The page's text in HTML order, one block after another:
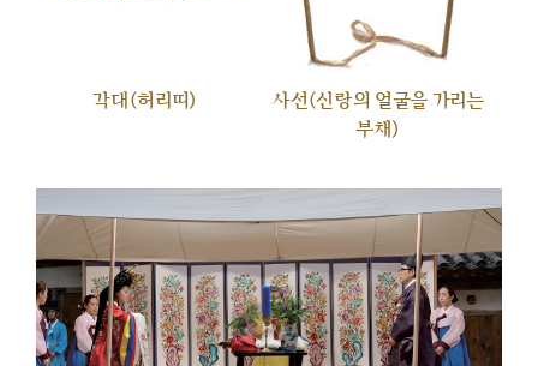
각대(허리띠)
사선(신랑의 얼굴을 가리는
부채)